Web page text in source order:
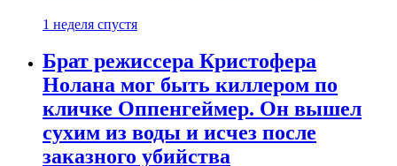
1 неделя спустя
Брат режиссера Кристофера
Нолана мог быть киллером по
кличке Оппенгеймер. Он вышел
сухим из воды и исчез после
заказного убийства